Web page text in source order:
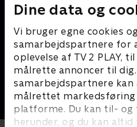
Dine data og
Vi bruger egne cookies
samarbejdspartnere for
oplevelse af TV 2 PLAY,
målrette annoncer til dig.
samarbejdspartnere kan
målrettet markedsføring
platforme. Du kan til- og
herunder, og du kan
Happy fucking Pride
Drama • 1 sæsoner